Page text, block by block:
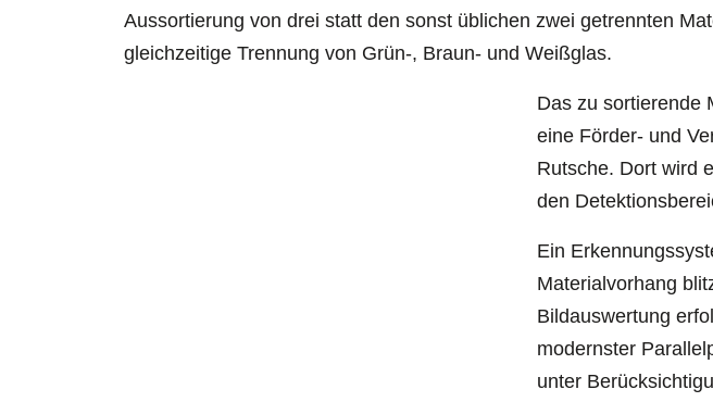
Aussortierung von drei statt den sonst üblichen zwei getrennten
gleichzeitige Trennung von Grün-, Braun- und Weißglas.
Das zu sortierende
eine Förder- und
Rutsche. Dort wird
den
Ein
Materialvorhang
Bildauswertung
modernster
unter